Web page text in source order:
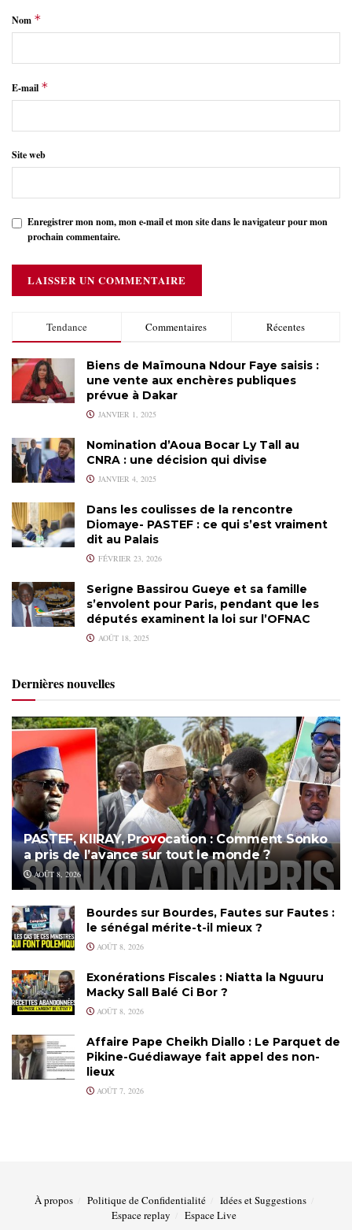
Nom *
E-mail *
Site web
Enregistrer mon nom, mon e-mail et mon site dans le navigateur pour mon
prochain commentaire.
Tendance Commentaires Récentes
Biens de Maïmouna Ndour Faye saisis :
une vente aux enchères publiques
prévue à Dakar
JANVIER 1, 2025
Nomination d’Aoua Bocar Ly Tall au
CNRA : une décision qui divise
JANVIER 4, 2025
Dans les coulisses de la rencontre
Diomaye- PASTEF : ce qui s’est vraiment
dit au Palais
FÉVRIER 23, 2026
Serigne Bassirou Gueye et sa famille
s’envolent pour Paris, pendant que les
députés examinent la loi sur l’OFNAC
AOÛT 18, 2025
Dernières nouvelles
PASTEF, KIIRAY, Provocation : Comment Sonko
a pris de l’avance sur tout le monde ?
AOÛT 8, 2026
Bourdes sur Bourdes, Fautes sur Fautes :
le sénégal mérite-t-il mieux ?
AOÛT 8, 2026
Exonérations Fiscales : Niatta la Nguuru
Macky Sall Balé Ci Bor ?
AOÛT 8, 2026
Affaire Pape Cheikh Diallo : Le Parquet de
Pikine-Guédiawaye fait appel des non-
lieux
AOÛT 7, 2026
À propos Politique de Confidentialité
Idées et Suggestions
Espace replay
Espace Live